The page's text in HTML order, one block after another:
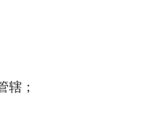
辖；